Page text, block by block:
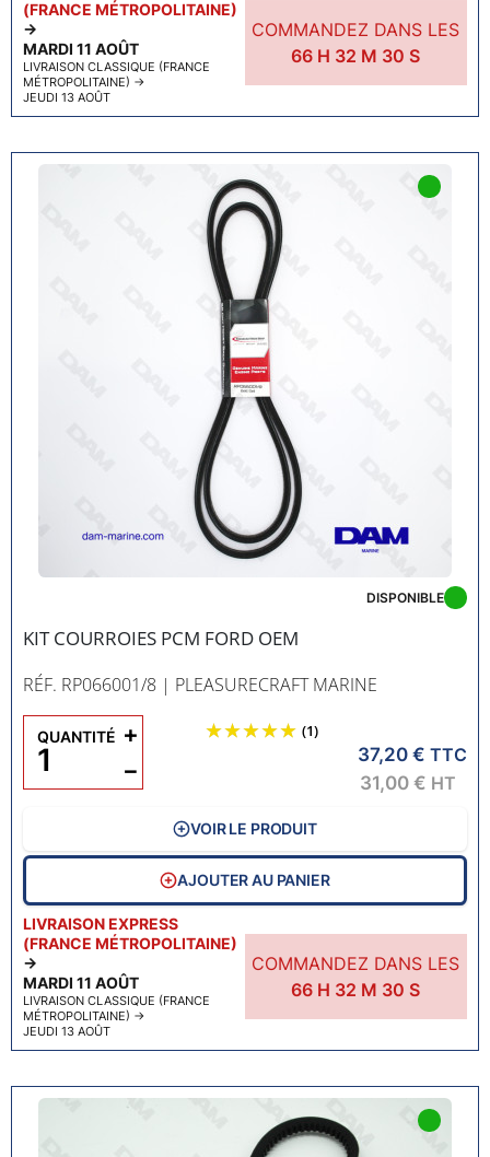
(FRANCE MÉTROPOLITAINE)
→
MARDI 11 AOÛT
LIVRAISON CLASSIQUE (FRANCE
MÉTROPOLITAINE) →
JEUDI 13 AOÛT
COMMANDEZ DANS LES
66 H 32 M 29 S
KIT COURROIES PCM FORD OEM
RÉF. RP066001/8 | PLEASURECRAFT MARINE
LIVRAISON EXPRESS
(FRANCE MÉTROPOLITAINE)
→
MARDI 11 AOÛT
LIVRAISON CLASSIQUE (FRANCE
MÉTROPOLITAINE) →
JEUDI 13 AOÛT
COMMANDEZ DANS LES
66 H 32 M 29 S
DISPONIBLE
(1)
37,20 € TTC
31,00 € HT
QUANTITÉ
−
+
VOIR LE PRODUIT
AJOUTER AU PANIER